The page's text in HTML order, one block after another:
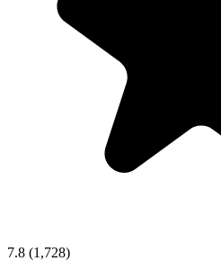
7.8 (1,728)